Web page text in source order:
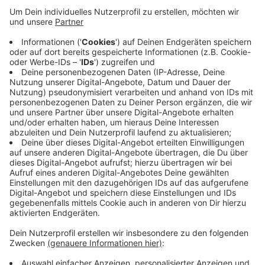
Veröffentlicht:Dienstag, 16.11.2021 09:20
Anzeige
Die Stadt Hattingen will so für mehr Sicherheit in der
Pandemie sorgen. Ausnahmen gelten für unter 16-
Jährige, wenn keine Schulferien sind. Kinder und
Jugendliche gelten durch die Testungen an Schulen
und Kitas als den Genesenen und Geimpften
gleichgestellt.
Anzeige